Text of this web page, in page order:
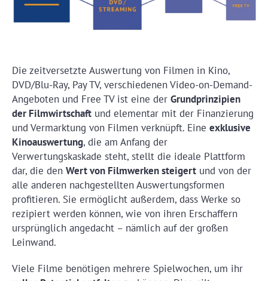
Die zeitversetzte Auswertung von Filmen in Kino,
DVD/Blu-Ray, Pay TV, verschiedenen Video-on-Demand-
Angeboten und Free TV ist eine der Grundprinzipien
der Filmwirtschaftund elementar mit der Finanzierung
und Vermarktung von Filmen verknüpft. Eine exklusive
Kinoauswertung, die am Anfang der
Verwertungskaskade steht, stellt die ideale Plattform
dar, die den Wert von Filmwerken steigertund von der
alle anderen nachgestellten Auswertungsformen
profitieren. Sie ermöglicht außerdem, dass Werke so
rezipiert werden können, wie von ihren Erschaffern
ursprünglich angedacht – nämlich auf der großen
Leinwand.
Viele Filme benötigen mehrere Spielwochen, um ihr